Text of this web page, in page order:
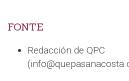
FONTE
Redacción de QPC